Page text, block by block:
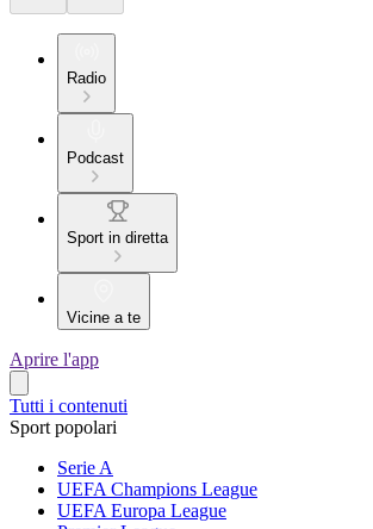
Radio
Podcast
Sport in diretta
Vicine a te
Aprire l'app
Tutti i contenuti
Sport popolari
Serie A
UEFA Champions League
UEFA Europa League